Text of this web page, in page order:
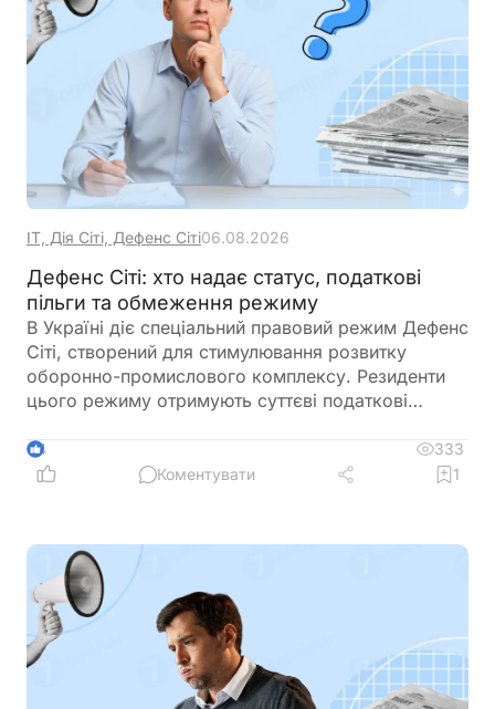
ІТ, Дія Сіті, Дефенс Сіті06.08.2026
Дефенс Сіті: хто надає статус, податкові
пільги та обмеження режиму
В Україні діє спеціальний правовий режим Дефенс
Сіті, створений для стимулювання розвитку
оборонно-промислового комплексу. Резиденти
цього режиму отримують суттєві податкові
цільового використання прибутку, обмеження на
виплату дивідендів та інвестиційні правила.
4
333
Коментувати
1